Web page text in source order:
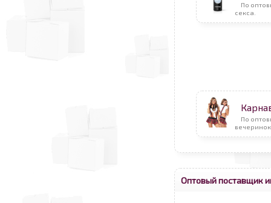
По
секса.
По
Оптовый поставщик